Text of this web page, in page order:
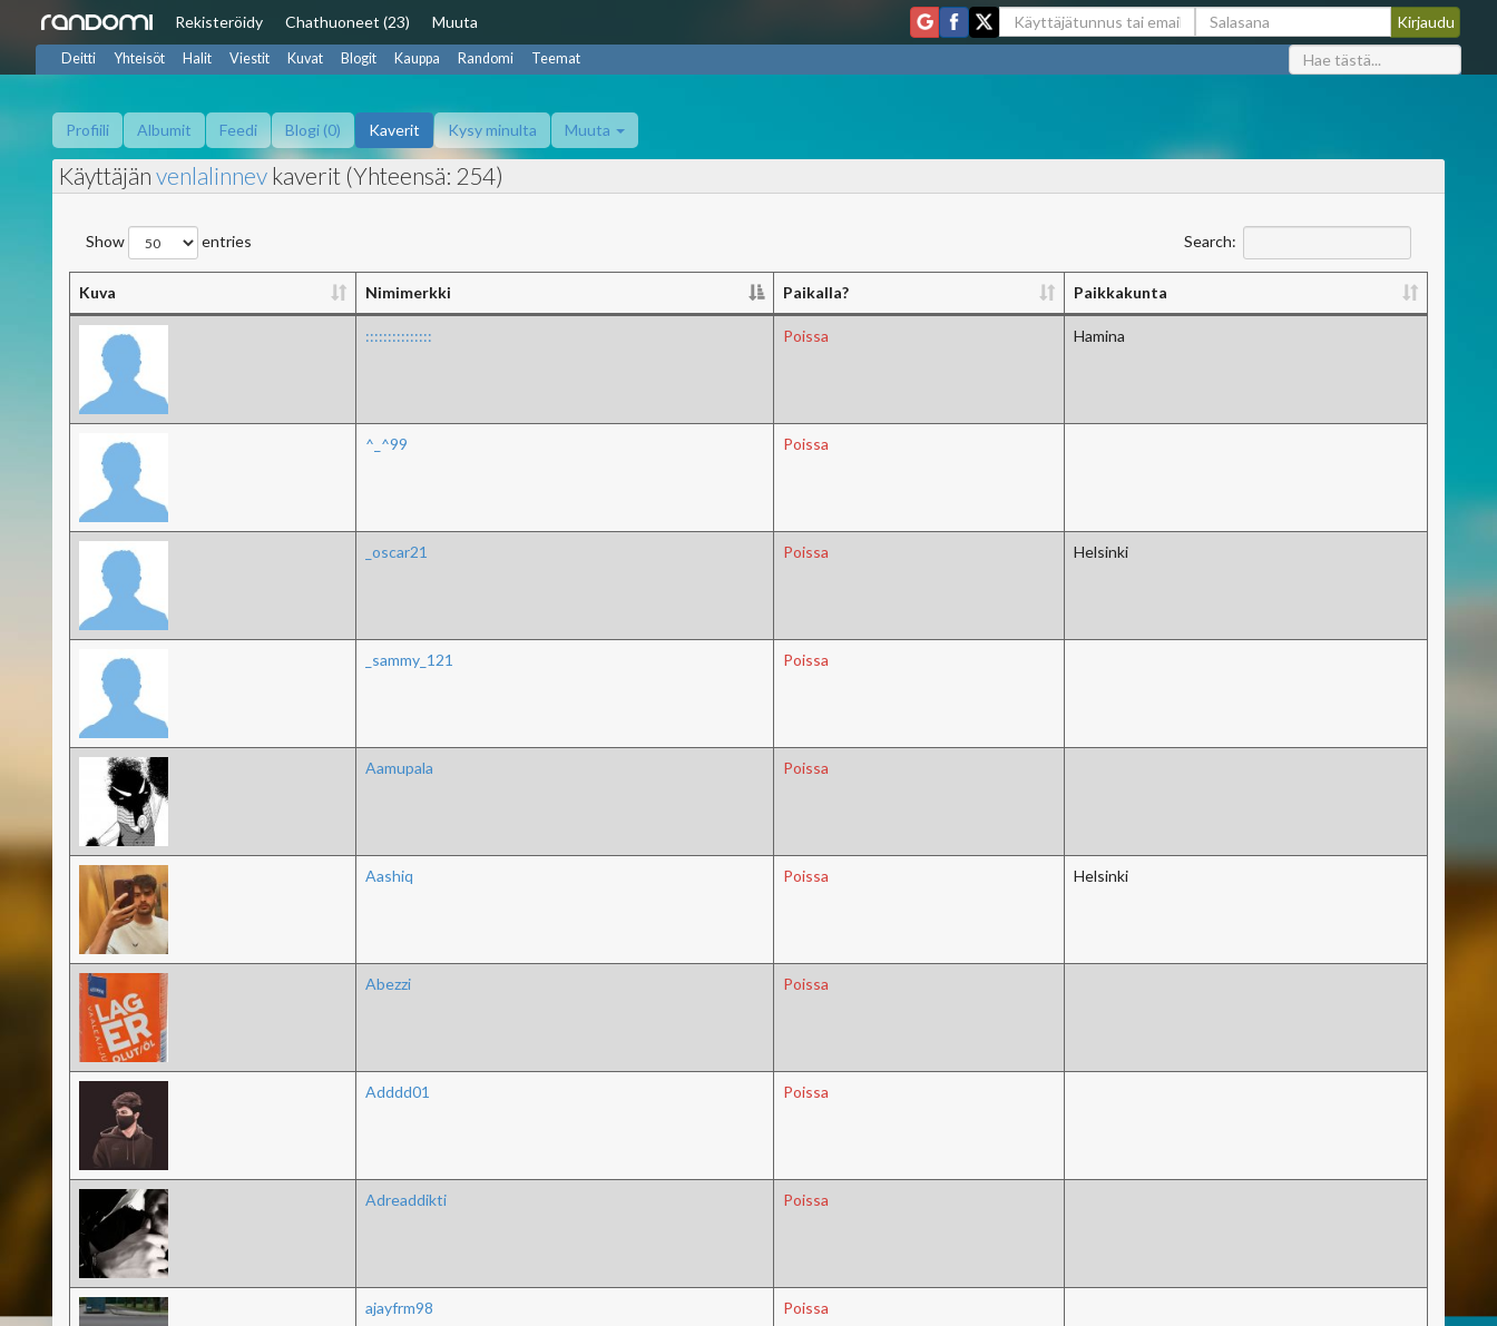
Rekisteröidy Chathuoneet (23) Muuta
Deitti Yhteisöt Halit Viestit Kuvat Blogit Kauppa Randomi Teemat
Profiili Albumit Feedi Blogi (0) Kaverit Kysy minulta Muuta
Käyttäjän venlalinnev kaverit (Yhteensä: 254)
Show entries Search:
Kuva Nimimerkki Paikalla? Paikkakunta
::::::::::::::: Poissa Hamina
^_^99 Poissa
_oscar21 Poissa Helsinki
_sammy_121 Poissa
Aamupala Poissa
Aashiq Poissa Helsinki
Abezzi Poissa
Adddd01 Poissa
Adreaddikti Poissa
ajayfrm98 Poissa